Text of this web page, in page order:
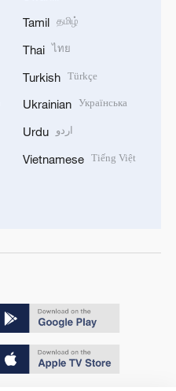
Tamil தமிழ்
Thai ไทย
Turkish Türkçe
Ukrainian Українська
Urdu اردو
Vietnamese Tiếng Việt